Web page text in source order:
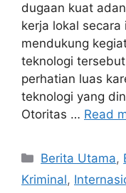
dugaan kuat
kerja lokal
mendukung
teknologi
perhatian luas
teknologi yang
Otoritas … Read
C
a
Berita Utama,
Kriminal,